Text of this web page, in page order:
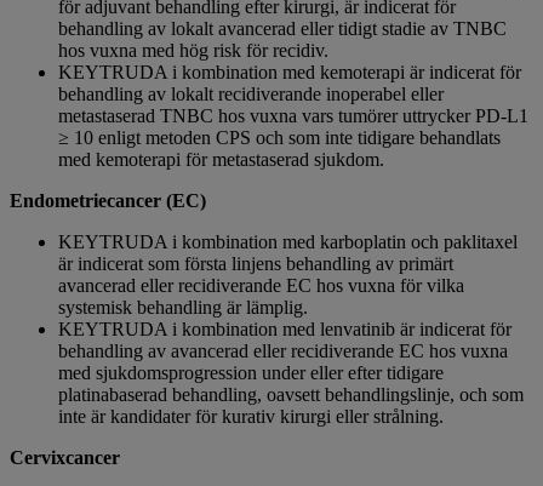
för adjuvant behandling efter kirurgi, är indicerat för
behandling av lokalt avancerad eller tidigt stadie av TNBC
hos vuxna med hög risk för recidiv.
KEYTRUDA i kombination med kemoterapi är indicerat för
behandling av lokalt recidiverande inoperabel eller
metastaserad TNBC hos vuxna vars tumörer uttrycker PD-L1
≥ 10 enligt metoden CPS och som inte tidigare behandlats
med kemoterapi för metastaserad sjukdom.
Endometriecancer (EC)
KEYTRUDA i kombination med karboplatin och paklitaxel
är indicerat som första linjens behandling av primärt
avancerad eller recidiverande EC hos vuxna för vilka
systemisk behandling är lämplig.
KEYTRUDA i kombination med lenvatinib är indicerat för
behandling av avancerad eller recidiverande EC hos vuxna
med sjukdomsprogression under eller efter tidigare
platinabaserad behandling, oavsett behandlingslinje, och som
inte är kandidater för kurativ kirurgi eller strålning.
Cervixcancer